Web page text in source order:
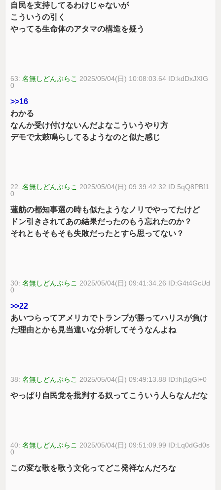
自民を支持してるわけじゃないが
こういうの引く
やってる生命体のアタマの構造を疑う
63:名無しどんぶらこ 2025/05/04(日) 10:08:03.64 ID:kdDxJXIG
0
>>16
わかる
なんか受け付けないんだよなこういうやり方
デモで太鼓鳴らしてるようなのと似た感じ
22:名無しどんぶらこ 2025/05/04(日) 09:39:42.32 ID:5qQ8PBf1
0
蓮舫の都知事選の時も似たようなノリでやってたけど
ドン引きされてあの結果だったのもう忘れたのか？
それともそもそも失敗だったとすら思ってない？
30:名無しどんぶらこ 2025/05/04(日) 09:41:34.26 ID:G4t4GcUd
0
>>22
あいつらってアメリカでトランプが勝ってハリスが負け
た理由とかも見当違いな分析してそうなんよね
38:名無しどんぶらこ 2025/05/04(日) 09:49:13.88 ID:lhj1gGl+0
やっぱり自民党を批判する奴ってこういう人らなんだな
40:名無しどんぶらこ 2025/05/04(日) 09:51:09.99 ID:Lq0dGd0s
0
この変な歌を歌う文化ってどこ発祥なんだろな